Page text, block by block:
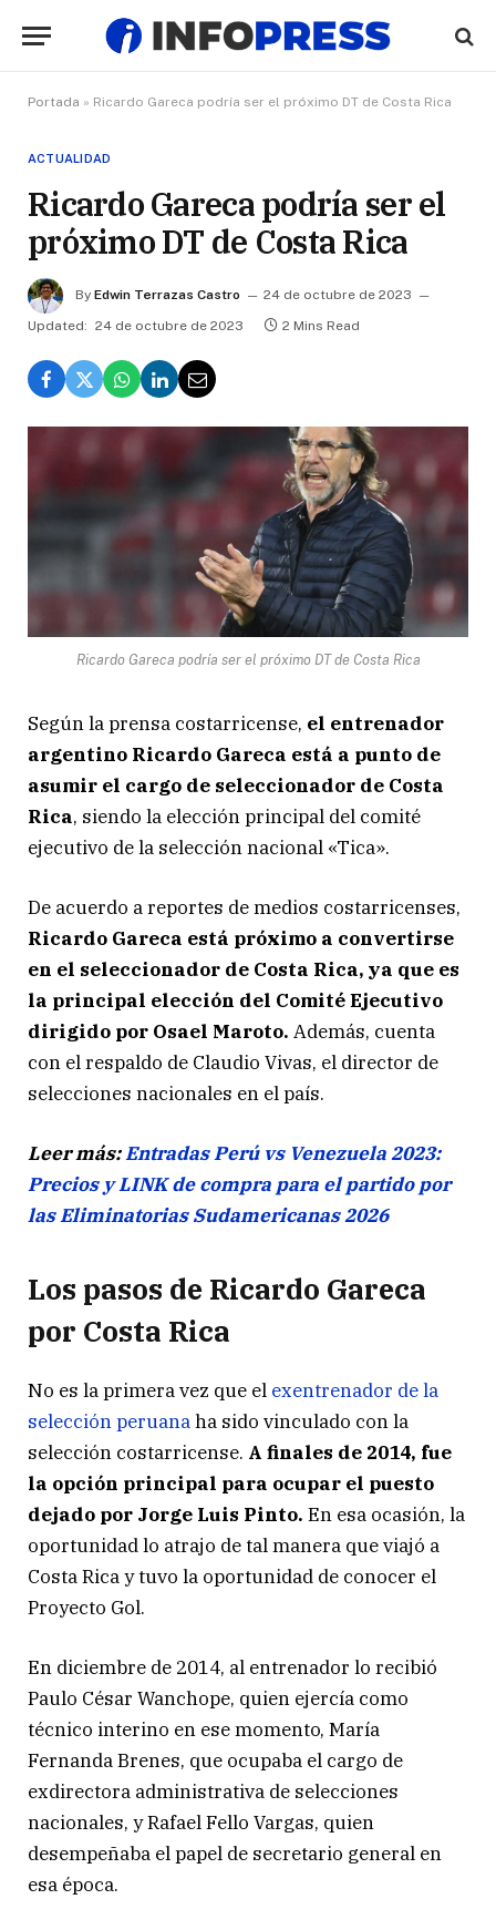
Portada » Ricardo Gareca podría ser el próximo DT de Costa Rica
ACTUALIDAD
Ricardo Gareca podría ser el
próximo DT de Costa Rica
By Edwin Terrazas Castro
24 de octubre de 2023
Updated: 24 de octubre de 2023 2 Mins Read
Ricardo Gareca podría ser el próximo DT de Costa Rica
Según la prensa costarricense, el entrenador
argentino Ricardo Gareca está a punto de
asumir el cargo de seleccionador de Costa
Rica, siendo la elección principal del comité
ejecutivo de la selección nacional «Tica».
De acuerdo a reportes de medios costarricenses,
Ricardo Gareca está próximo a convertirse
en el seleccionador de Costa Rica, ya que es
la principal elección del Comité Ejecutivo
dirigido por Osael Maroto. Además, cuenta
con el respaldo de Claudio Vivas, el director de
selecciones nacionales en el país.
Leer más:Entradas Perú vs Venezuela 2023:
Precios y LINK de compra para el partido por
las Eliminatorias Sudamericanas 2026
Los pasos de Ricardo Gareca
por Costa Rica
No es la primera vez que el exentrenador de la
selección peruanaha sido vinculado con la
selección costarricense. A finales de 2014, fue
la opción principal para ocupar el puesto
dejado por Jorge Luis Pinto. En esa ocasión, la
oportunidad lo atrajo de tal manera que viajó a
Costa Rica y tuvo la oportunidad de conocer el
Proyecto Gol.
En diciembre de 2014, al entrenador lo recibió
Paulo César Wanchope, quien ejercía como
técnico interino en ese momento, María
Fernanda Brenes, que ocupaba el cargo de
exdirectora administrativa de selecciones
nacionales, y Rafael Fello Vargas, quien
desempeñaba el papel de secretario general en
esa época.